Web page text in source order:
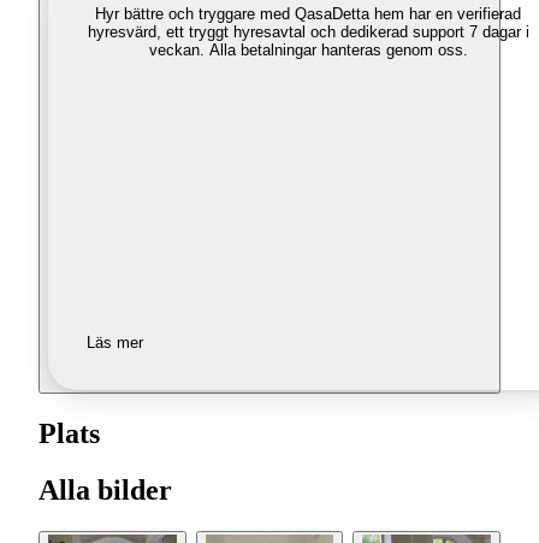
Hyr bättre och tryggare med QasaDetta hem har en verifierad
hyresvärd, ett tryggt hyresavtal och dedikerad support 7 dagar i
veckan. Alla betalningar hanteras genom oss.
Läs mer
Plats
Alla bilder